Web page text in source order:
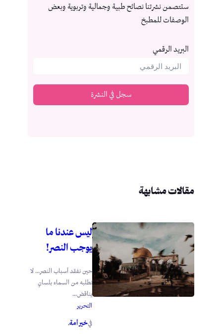
ستتصمن نشرتنا نصائح طبية وجمالية وتربوية وبعض
الوصفات للمطبخ
البريد الرقمي
سجل في النشرة
مقالات مشابهة
ليس عندنا ما
يوجب النصر!
حين نفقد أسباب النصر… لا
نطلبه من السماء بلسانٍ
يناقض...
التحرير
فيخير أمة.